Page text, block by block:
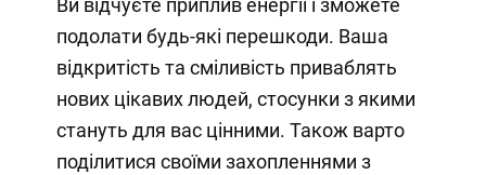
Ви відчуєте приплив енергії і зможете
подолати будь-які перешкоди. Ваша
відкритість та сміливість приваблять
нових цікавих людей, стосунки з якими
стануть для вас цінними. Також варто
поділитися своїми захопленнями з